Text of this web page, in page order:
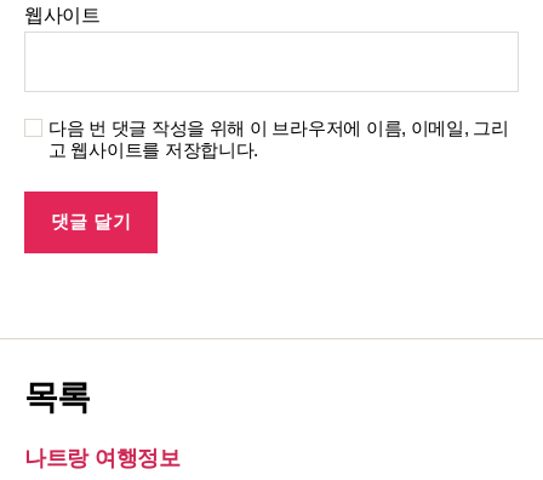
웹사이트
다음 번 댓글 작성을 위해 이 브라우저에 이름, 이메일, 그리
고 웹사이트를 저장합니다.
목록
나트랑 여행정보